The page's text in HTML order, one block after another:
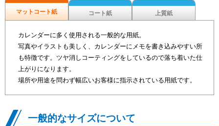
マットコート紙 コート紙 上質紙
カレンダーに多く使用される一般的な用紙。
写真やイラストも美しく、カレンダーにメモを書き込みやすい所
も特徴です。ツヤ消しコーティングをしているので落ち着いた仕
上がりになります。
場所や用途を問わず幅広いお客様に指示されている用紙です。
一般的なサイズについて